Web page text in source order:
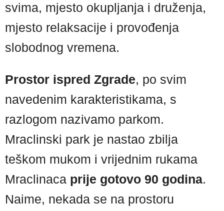
svima, mjesto okupljanja i druženja,
mjesto relaksacije i provođenja
slobodnog vremena.
Prostor ispred Zgrade, po svim
navedenim karakteristikama, s
razlogom nazivamo parkom.
Mraclinski park je nastao zbilja
teškom mukom i vrijednim rukama
Mraclinaca prije gotovo 90 godina.
Naime, nekada se na prostoru